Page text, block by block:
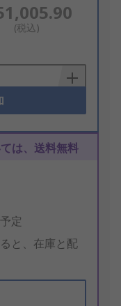
(税込)
は、送料無料
定
と、在庫と配